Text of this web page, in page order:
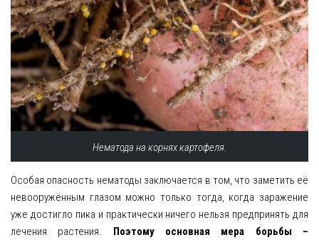
Нематода на корнях картофеля.
Особая опасность нематоды заключается в том, что заметить её
невооружённым глазом можно только тогда, когда заражение
уже достигло пика и практически ничего нельзя предпринять для
лечения растения. Поэтому основная мера борьбы –